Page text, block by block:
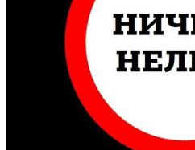
Навигация